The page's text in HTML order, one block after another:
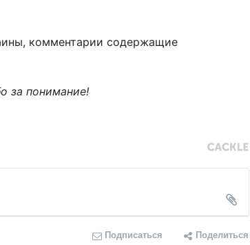
комментарии содержащие
за понимание!
Подписаться Поделиться